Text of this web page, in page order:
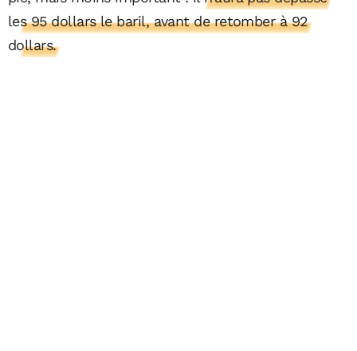
les 95 dollars le baril, avant de retomber à 92
dollars.